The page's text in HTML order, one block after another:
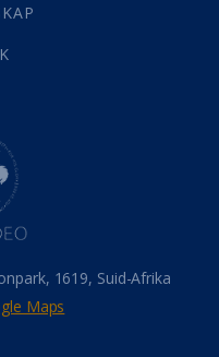
(27)
1619, Suid-Afrika
Maps